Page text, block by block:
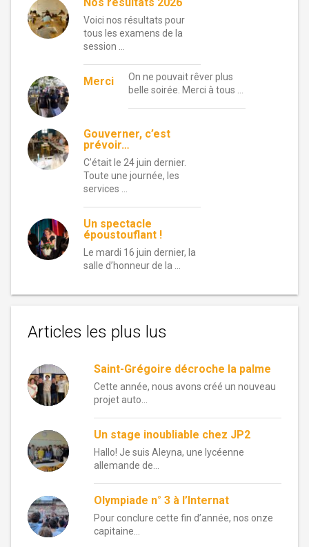
Voici nos résultats pour
tous les examens de la
session …
Merci
On ne pouvait rêver plus
belle soirée. Merci à tous …
Gouverner, c’est
prévoir…
C’était le 24 juin dernier.
Toute une journée, les
services …
Un spectacle
époustouflant !
Le mardi 16 juin dernier, la
salle d’honneur de la …
Articles les plus lus
Saint-Grégoire décroche la palme
Cette année, nous avons créé un nouveau
projet auto...
Un stage inoubliable chez JP2
Hallo! Je suis Aleyna, une lycéenne
allemande de...
Olympiade n° 3 à l’Internat
Pour conclure cette fin d’année, nos onze
capitaine...